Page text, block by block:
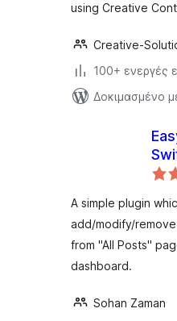
using Creative
Creative-
100+ ενεργές
Δοκιμασμένο
A simple plugin
add/modify/
from "All Posts"
dashboard.
Sohan Zaman